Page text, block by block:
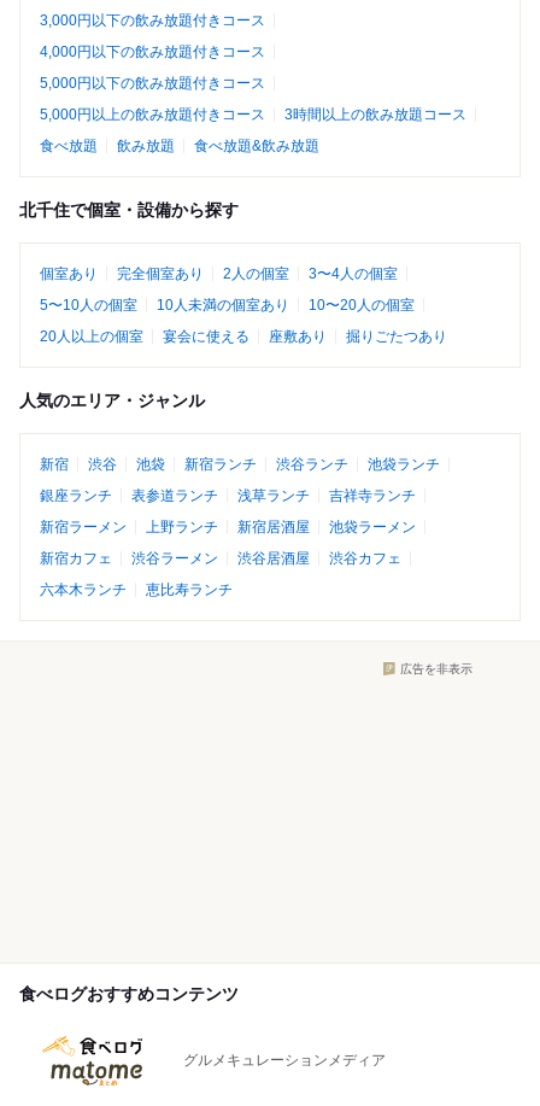
3,000円以下の飲み放題付きコース
4,000円以下の飲み放題付きコース
5,000円以下の飲み放題付きコース
5,000円以上の飲み放題付きコース
3時間以上の飲み放題コース
食べ放題
飲み放題 食べ放題&飲み放題
北千住で個室・設備から探す
個室あり 完全個室あり 2人の個室
3〜4人の個室
5〜10人の個室
10人未満の個室あり
10〜20人の個室
20人以上の個室
宴会に使える 座敷あり 掘りごたつあり
人気のエリア・ジャンル
新宿 渋谷 池袋 新宿ランチ 渋谷ランチ
池袋ランチ
銀座ランチ
表参道ランチ 浅草ランチ
吉祥寺ランチ
新宿ラーメン
上野ランチ 新宿居酒屋
池袋ラーメン
新宿カフェ
渋谷ラーメン 渋谷居酒屋
渋谷カフェ
六本木ランチ
恵比寿ランチ
広告を非表示
食べログおすすめコンテンツ
グルメキュレーションメディア